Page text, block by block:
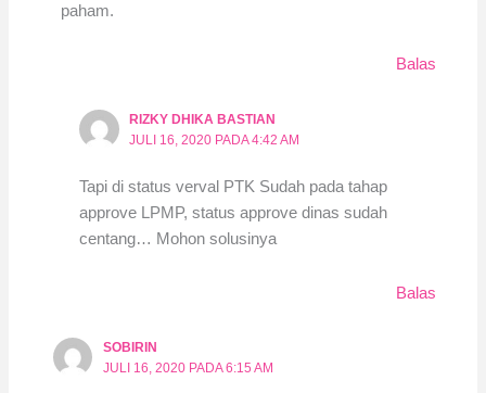
paham.
Balas
RIZKY DHIKA BASTIAN
JULI 16, 2020 PADA 4:42 AM
Tapi di status verval PTK Sudah pada tahap
approve LPMP, status approve dinas sudah
centang… Mohon solusinya
Balas
SOBIRIN
JULI 16, 2020 PADA 6:15 AM